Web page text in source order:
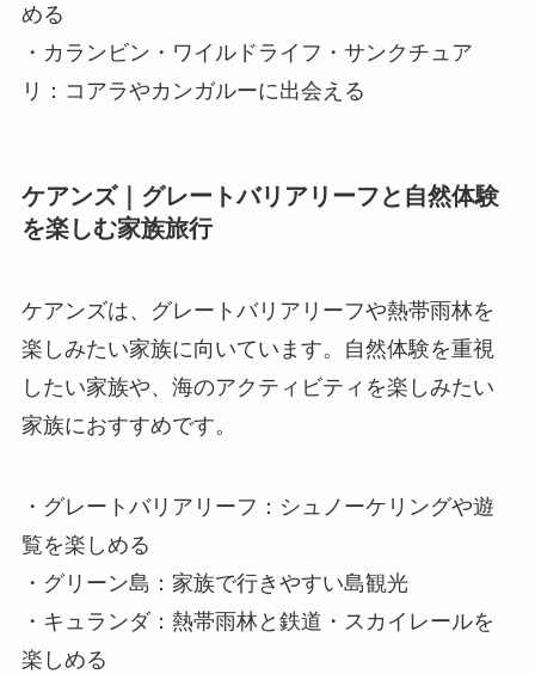
める
・カランビン・ワイルドライフ・サンクチュア
リ：コアラやカンガルーに出会える
ケアンズ｜グレートバリアリーフと自然体験
を楽しむ家族旅行
ケアンズは、グレートバリアリーフや熱帯雨林を
楽しみたい家族に向いています。自然体験を重視
したい家族や、海のアクティビティを楽しみたい
家族におすすめです。
・グレートバリアリーフ：シュノーケリングや遊
覧を楽しめる
・グリーン島：家族で行きやすい島観光
・キュランダ：熱帯雨林と鉄道・スカイレールを
楽しめる